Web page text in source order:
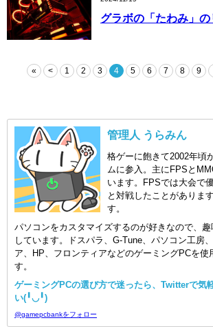
グラボの「たわみ」
« < 1 2 3 4 5 6 7 8 9
管理人 うらみん
格ゲーに飽きて2002年頃
ムに参入。主にFPSと
います。FPSでは大会で
と対戦したことがありま
す。
パソコンをカスタマイズするのが好きなので、
しています。ドスパラ、G-Tune、パソコン工房
ア、HP、フロンティアなどのゲーミングPCを使
す。
ゲーミングPCの選び方で迷ったら、Twitterで気
い(╹◡╹)
@gamepcbankをフォロー